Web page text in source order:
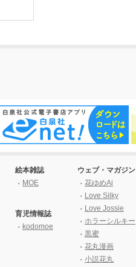
絵本雑誌
MOE
育児情報誌
kodomoe
ウェブ・マガジン
花ゆめAi
Love Silky
Love Jossie
ホラーシルキー
黒蜜
花丸漫画
小説花丸